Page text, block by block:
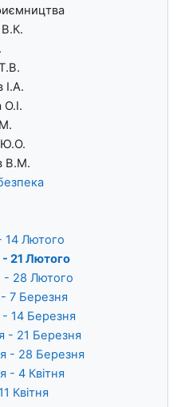
І.А.
Ю.О.
В.М.
14 Лютого
21 Лютого
- 28 Лютого
7 Березня
14 Березня
- 21 Березня
- 28 Березня
- 4 Квітня
Квітня